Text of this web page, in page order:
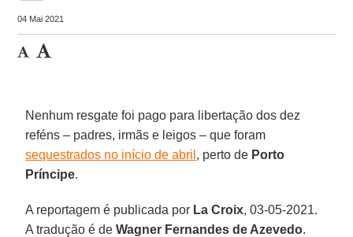
04 Mai 2021
Nenhum resgate foi pago para libertação dos dez
reféns – padres, irmãs e leigos – que foram
sequestrados no início de abril , perto de Porto
Príncipe.
A reportagem é publicada por La Croix, 03-05-2021.
A tradução é deWagner Fernandes de Azevedo.